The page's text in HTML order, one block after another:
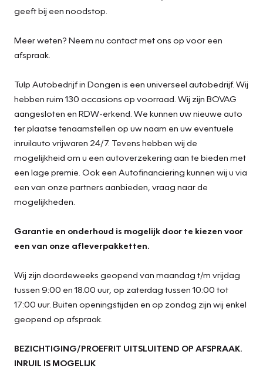
geeft bij een noodstop.
Meer weten? Neem nu contact met ons op voor een
afspraak.
Tulp Autobedrijf in Dongen is een universeel autobedrijf. Wij
hebben ruim 130 occasions op voorraad. Wij zijn BOVAG
aangesloten en RDW-erkend. We kunnen uw nieuwe auto
ter plaatse tenaamstellen op uw naam en uw eventuele
inruilauto vrijwaren 24/7. Tevens hebben wij de
mogelijkheid om u een autoverzekering aan te bieden met
een lage premie. Ook een Autofinanciering kunnen wij u via
een van onze partners aanbieden, vraag naar de
mogelijkheden.
Garantie en onderhoud is mogelijk door te kiezen voor
een van onze afleverpakketten.
Wij zijn doordeweeks geopend van maandag t/m vrijdag
tussen 9:00 en 18.00 uur, op zaterdag tussen 10:00 tot
17:00 uur. Buiten openingstijden en op zondag zijn wij enkel
geopend op afspraak.
BEZICHTIGING/PROEFRIT UITSLUITEND OP AFSPRAAK.
INRUIL IS MOGELIJK